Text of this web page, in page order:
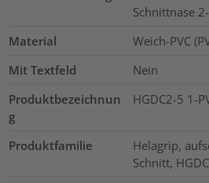
Schnittnase
Material
Weich-PVC
Mit Textfeld
Nein
Produktbezeichnun
g
HGDC2-5 1-
Produktfamilie
Helagrip,
Schnitt,